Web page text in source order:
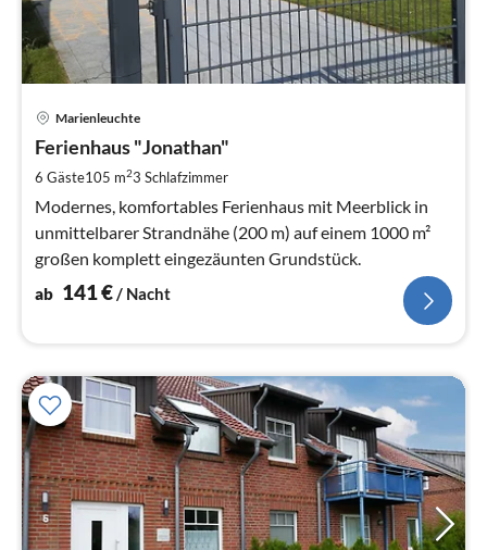
Marienleuchte
Ferienhaus "Jonathan"
6 Gäste105 m23 Schlafzimmer
Modernes, komfortables Ferienhaus mit Meerblick in
unmittelbarer Strandnähe (200 m) auf einem 1000 m²
großen komplett eingezäunten Grundstück.
ab 141€/ Nacht